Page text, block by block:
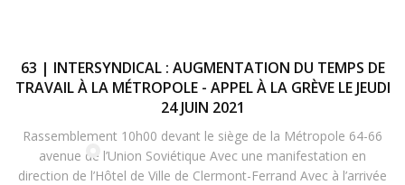
63 | INTERSYNDICAL : AUGMENTATION DU TEMPS DE
TRAVAIL À LA MÉTROPOLE - APPEL À LA GRÈVE LE JEUDI
24 JUIN 2021
Rassemblement 10h00 devant le siège de la Métropole 64-66
avenue de l’Union Soviétique Avec une manifestation en
direction de l’Hôtel de Ville de Clermont-Ferrand Avec à l’arrivée